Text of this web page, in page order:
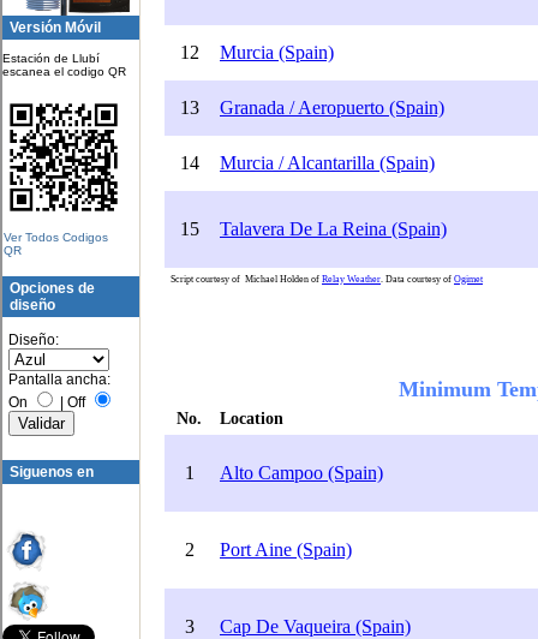
Versión Móvil
Estación de Llubí
escanea el codigo QR
Ver Todos Codigos
QR
Opciones de
diseño
Diseño:
Pantalla ancha:
On
Off
Siguenos en